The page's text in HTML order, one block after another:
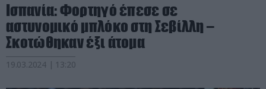
Ισπανία: Φορτηγό έπεσε σε
αστυνομικό μπλόκο στη Σεβίλλη –
Σκοτώθηκαν έξι άτομα
19.03.2024 | 13:20